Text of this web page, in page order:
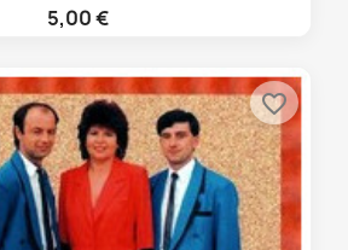
5,00 €
favorite_border